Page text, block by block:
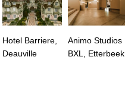
Hotel Barriere,
Deauville
Animo Studios
BXL, Etterbeek